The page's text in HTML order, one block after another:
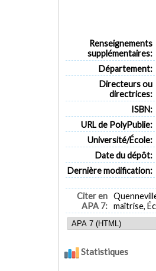
Renseignements
supplémentaires:
Département:
Directeurs ou
directrices:
ISBN:
URL de PolyPublie:
Université/École:
Date du dépôt:
Dernière modification:
Citer en
APA 7: maîtrise,
Statistiques